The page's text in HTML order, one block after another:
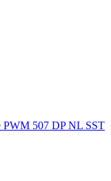
PWM 507 DP NL SST